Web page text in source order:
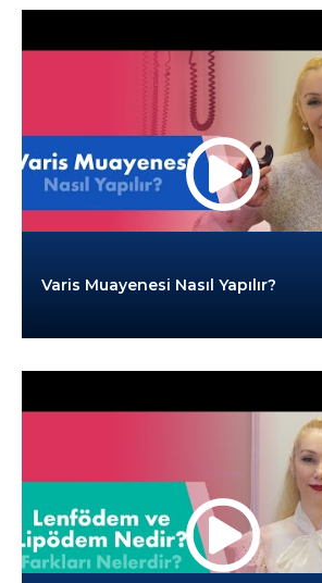
Varis Muayenesi Nasıl Yapılır?